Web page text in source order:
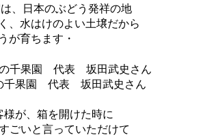
、日本のぶどう発祥の地
、水はけのよい土壌だから
が育ちます・
千果園 代表 坂田武史さん
様が、箱を開けた時に
ごいと言っていただけて